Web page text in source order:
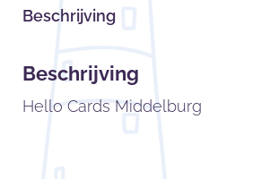
Beschrijving
Beschrijving
Hello Cards Middelburg